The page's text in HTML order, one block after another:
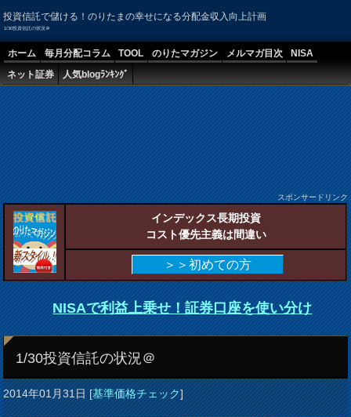
投資信託で儲ける！のりたまの幸せになる分配金収入向上計画
1/30投資信託の状況＠
ホーム 毎月分配コラム TOOL のりたマガジン メルマガ目次
NISA
ネット証券
人気blogﾗﾝｷﾝｸﾞ
スポンサードリンク
インデックス長期投資
コスト優先主義は間違い
＞＞初めての方
NISAで利益上乗せ！証券口座を使い分け
1/30投資信託の状況＠
2014年01月31日[基準価格チェック]